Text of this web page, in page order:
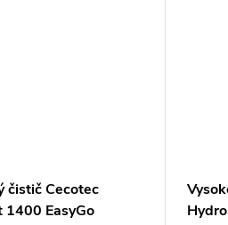
čistič Cecotec
1400 EasyGo